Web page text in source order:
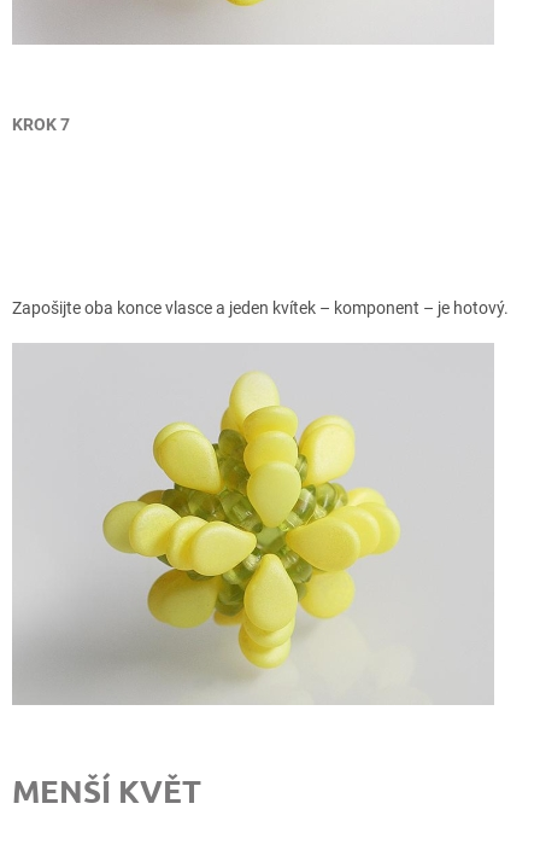
KROK 7
Zapošijte oba konce vlasce a jeden kvítek – komponent – je hotový.
MENŠÍ KVĚT